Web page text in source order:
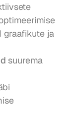
graafikute ja
suurema